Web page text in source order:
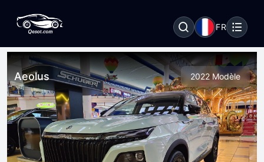
FR
Aeolus 2022 Modèle